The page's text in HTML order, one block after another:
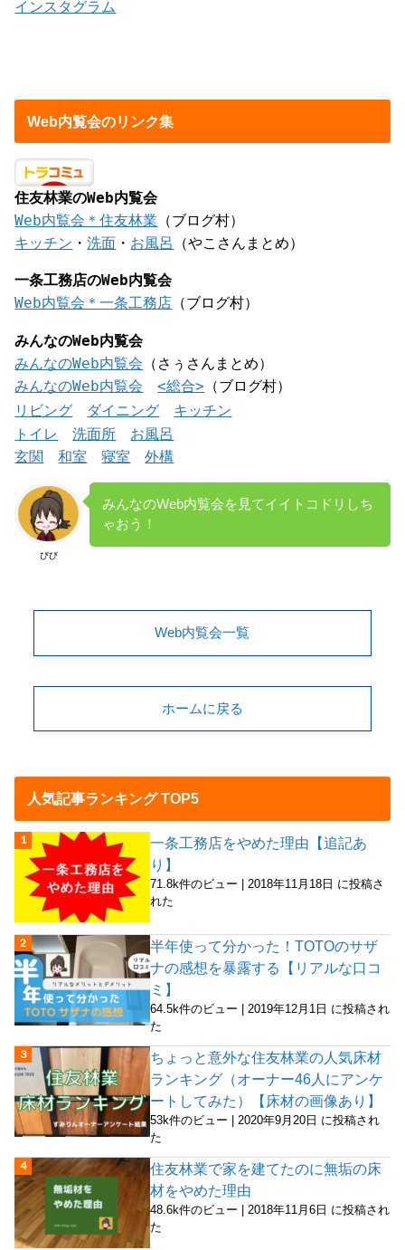
インスタグラム
Web内覧会のリンク集
住友林業のWeb内覧会
Web内覧会＊住友林業 （ブログ村）
キッチン ・洗面 ・ お風呂 （やこさんまとめ）
一条工務店のWeb内覧会
Web内覧会＊一条工務店 （ブログ村）
みんなのWeb内覧会
みんなのWeb内覧会 （さぅさんまとめ）
みんなのWeb内覧会
<総合> （ブログ村）
リビング
ダイニング
キッチン
トイレ
洗面所
お風呂
玄関
和室 寝室 外構
びび
みんなのWeb内覧会を見てイイトコドリしち
ゃおう！
Web内覧会一覧
ホームに戻る
人気記事ランキング TOP5
一条工務店をやめた理由【追記あ
り】
71.8k件のビュー |2018年11月18日 に投稿さ
れた
半年使って分かった！TOTOのサザ
ナの感想を暴露する【リアルな口コ
ミ】
64.5k件のビュー | 2019年12月1日 に投稿され
た
ちょっと意外な住友林業の人気床材
ランキング（オーナー46人にアンケ
ートしてみた）【床材の画像あり】
53k件のビュー
2020年9月20日 に投稿され
た
住友林業で家を建てたのに無垢の床
材をやめた理由
48.6k件のビュー |2018年11月6日 に投稿され
た